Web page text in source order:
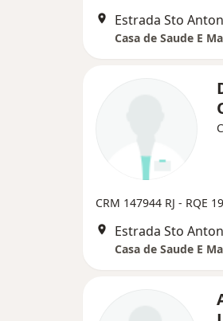
Casa de Saude E
CRM 147944 RJ - RQE
Casa de Saude E